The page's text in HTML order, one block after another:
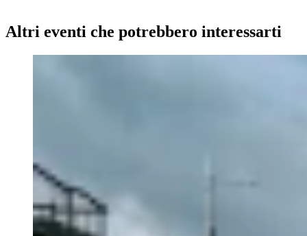
Altri eventi che potrebbero interessarti